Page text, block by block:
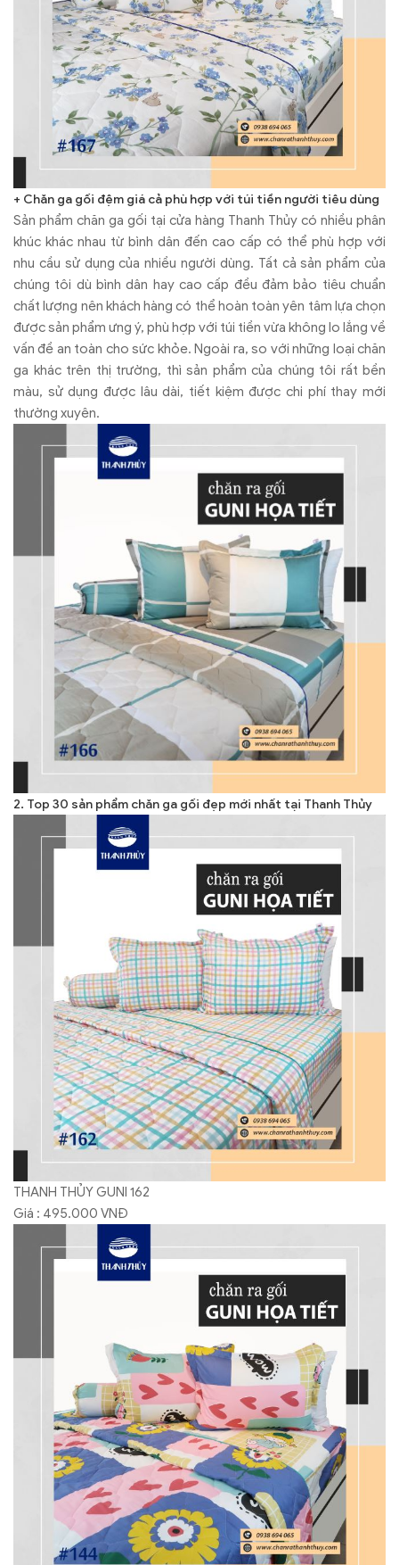
+ Chăn ga gối đệm giá cả phù hợp với túi tiền người tiêu dùng
Sản phẩm chăn ga gối tại cửa hàng Thanh Thủy có nhiều phân
khúc khác nhau từ bình dân đến cao cấp có thể phù hợp với
nhu cầu sử dụng của nhiều người dùng. Tất cả sản phẩm của
chúng tôi dù bình dân hay cao cấp đều đảm bảo tiêu chuẩn
chất lượng nên khách hàng có thể hoàn toàn yên tâm lựa chọn
được sản phẩm ưng ý, phù hợp với túi tiền vừa không lo lắng về
vấn đề an toàn cho sức khỏe. Ngoài ra, so với những loại chăn
ga khác trên thị trường, thì sản phẩm của chúng tôi rất bền
màu, sử dụng được lâu dài, tiết kiệm được chi phí thay mới
thường xuyên.
2. Top 30 sản phẩm chăn ga gối đẹp mới nhất tại Thanh Thủy
THANH THỦY GUNI 162
Giá : 495.000 VNĐ